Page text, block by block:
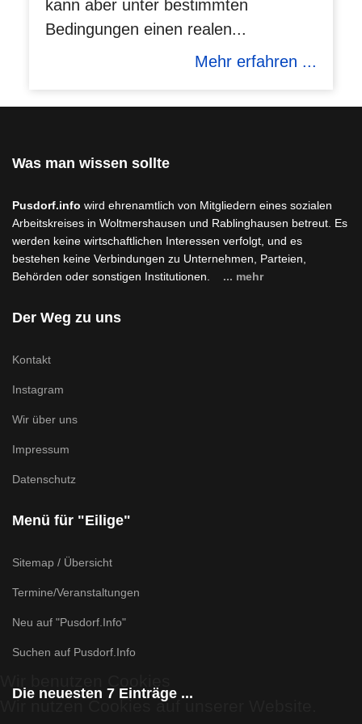
kann aber unter bestimmten
Bedingungen einen realen...
Mehr erfahren ...
Was man wissen sollte
Pusdorf.info wird ehrenamtlich von Mitgliedern eines sozialen
Arbeitskreises in Woltmershausen und Rablinghausen betreut. Es
werden keine wirtschaftlichen Interessen verfolgt, und es
bestehen keine Verbindungen zu Unternehmen, Parteien,
Behörden oder sonstigen Institutionen. ... mehr
Der Weg zu uns
Kontakt
Instagram
Wir über uns
Impressum
Datenschutz
Menü für "Eilige"
Sitemap / Übersicht
Termine/Veranstaltungen
Neu auf "Pusdorf.Info"
Suchen auf Pusdorf.Info
Die neuesten 7 Einträge ...
Wir nutzen Cookies auf unserer Website.